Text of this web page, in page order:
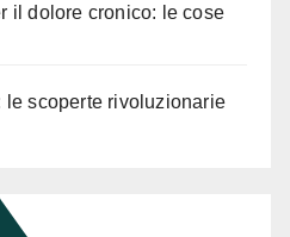
il dolore cronico: le cose
scoperte rivoluzionarie